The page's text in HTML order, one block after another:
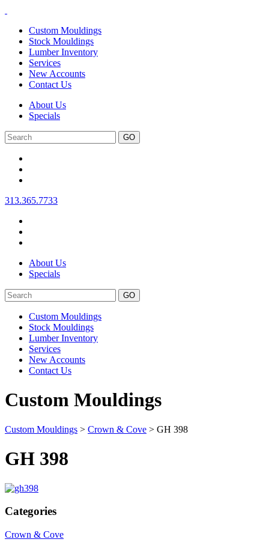
Custom Mouldings
Stock Mouldings
Lumber Inventory
Services
New Accounts
Contact Us
About Us
Specials
Search
313.365.7733
About Us
Specials
Search
Custom Mouldings
Stock Mouldings
Lumber Inventory
Services
New Accounts
Contact Us
Custom Mouldings
Custom Mouldings > Crown & Cove > GH 398
GH 398
Categories
Crown & Cove